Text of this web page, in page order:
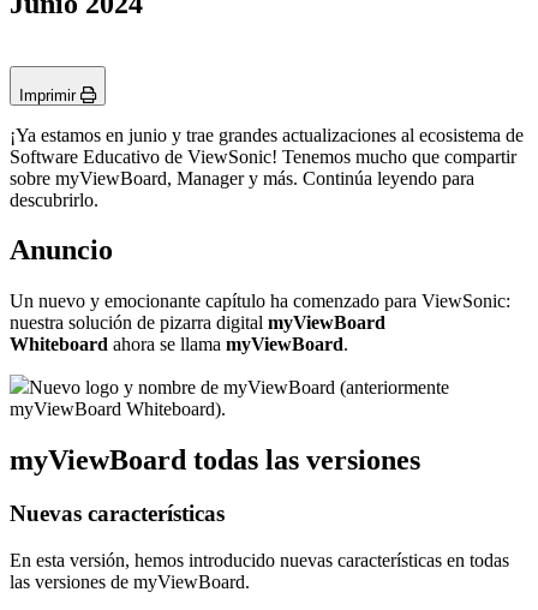
Imprimir
¡Ya estamos en junio y trae grandes actualizaciones al ecosistema de
Software Educativo de ViewSonic! Tenemos mucho que compartir
sobre myViewBoard, Manager y más. Continúa leyendo para
descubrirlo.
Anuncio
Un nuevo y emocionante capítulo ha comenzado para ViewSonic:
nuestra solución de pizarra digital myViewBoard
Whiteboard ahora se llama myViewBoard.
Nuevo logo y nombre de myViewBoard (anteriormente
myViewBoard Whiteboard).
myViewBoard todas las versiones
Nuevas características
En esta versión, hemos introducido nuevas características en todas
las versiones de myViewBoard.